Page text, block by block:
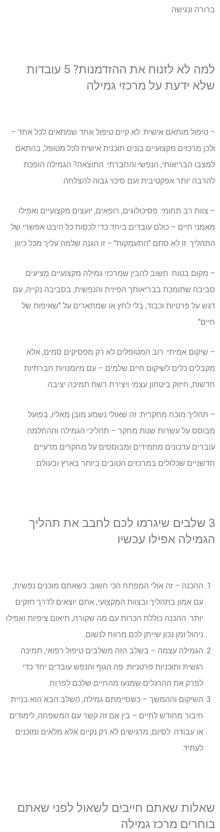
ברורה ונגישה.
למה לא לזנוח את ההזדמנות? 5 עובדות
שלא ידעת על מרכזי גמילה
– טיפול מותאם אישית: לא קיים טיפול אחד שמתאים לכל אחד –
ולכן מרכזים מקצועיים בונים תוכנית אישית לכל מטופל, בהתאם
למצבו הבריאותי, הנפשי והחברתי. התוצאה? הגמילה הופכת
להרבה יותר אפקטיבית ועם סיכוי גבוה להצלחה.
– צוות רב תחומי: פסיכולוגים, רופאים, יועצים מקצועיים ואפילו
מאמני חיים – כולם עובדים ביחד כדי לכסות כל היבט אפשרי של
התהליך. זו לא סתם "התעמקות" – זו הגנה שלמה עליך מכל כיוון.
– מקום בטוח: חשוב להבין שמרכזי גמילה מקצועיים מציעים
סביבה שתומכת בבריאותך הפיזית והנפשית, בסביבה נקייה, עם
דגש על פרטיות וכבוד, בלי לחץ או שמתארים על "שאיפות של
חיים".
– שיקום אמיתי: רוב המטופלים לא רק מפסיקים סמים, אלא
מקבלים כלים לשיקום חיים שלמים – עם מיומנויות חברתיות
חדשות, חיזוק ביטחון עצמי ויצירת רשת תמיכה יציבה.
– תהליך מוכח מחקרית: זה שאולי נשמע מובן מאליו, בפועל
מבוסס על עשרות שנות מחקר – תהליכי הגמילה וההחלמה
עוברים עדכונים מתמידים ומבוססים על מחקרים מדעיים
חדשניים שכלולים במרכזים הטובים ביותר בארץ ובעולם.
3 שלבים שיגרמו לכם לחבב את תהליך
הגמילה אפילו עכשיו
ההכנה – זה אולי המפתח הכי חשוב. כשאתם מוכנים נפשית,
עם אמון בתהליך ובצוות המקצועי, אתם יוצאים לדרך חזקים
יותר. ההכנה כוללת הכרות עם מה שקורה, תיאום ציפיות ואפילו
ניהול זמן נכון שייתן לכם מרווח לנשום.
הגמילה עצמה – בשלב הזה משלבים טיפול רפואי, תמיכה
רגשית ותוכניות פרטניות. פה הגוף והנפש עובדים יחד כדי
לפרק את ההרגלים שמנעו מהחיים שלכם לפרוח.
השיקום וההמשך – כשסיימתם גמילה, השלב הבא הוא בניית
חיבור מחודש לחיים – בין אם זה קשר עם המשפחה, לימודים
או עבודה. לסיום, מרגישים לא רק נקיים אלא מלאים ומוכנים
לעתיד.
שאלות שאתם חייבים לשאול לפני שאתם
בוחרים מרכז גמילה